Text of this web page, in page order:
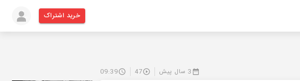
خرید اشتراک
3 سال پیش 47
09:39